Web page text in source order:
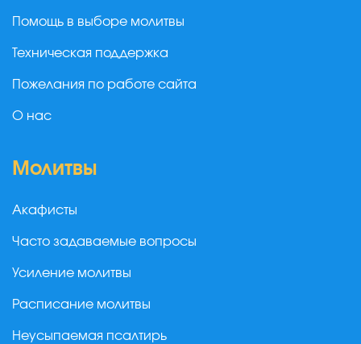
Помощь в выборе молитвы
Техническая поддержка
Пожелания по работе сайта
О нас
Молитвы
Акафисты
Часто задаваемые вопросы
Усиление молитвы
Расписание молитвы
Неусыпаемая псалтирь